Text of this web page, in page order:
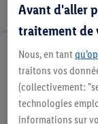
Avant d'aller
traitement de
Nous, en tant
traitons vos
(collectivement:
technologies
informations sur